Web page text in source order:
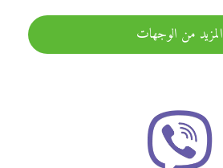
المزيد من الوجهات